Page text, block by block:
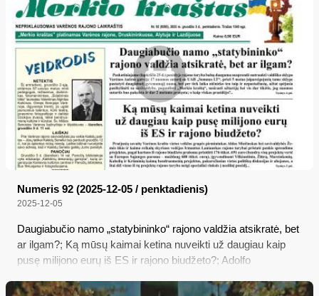
ką tik įvyko kova – viena iš garsiausių Lietuvos partizanų
įvykdytų puolamųjų operacijų prieš okupantą, vėliau imta
vadinti Merkinės mūšiu...
Numeris 92 (2025-12-05 / penktadienis)
2025-12-05
Daugiabučio namo „statybininko“ rajono valdžia atsikratė, bet
ar ilgam?; Ką mūsų kaimai ketina nuveikti už daugiau kaip
pusę milijono eurų iš ES ir rajono biudžeto?; Adolfo
minint; Policijos reidai šį mėnesį